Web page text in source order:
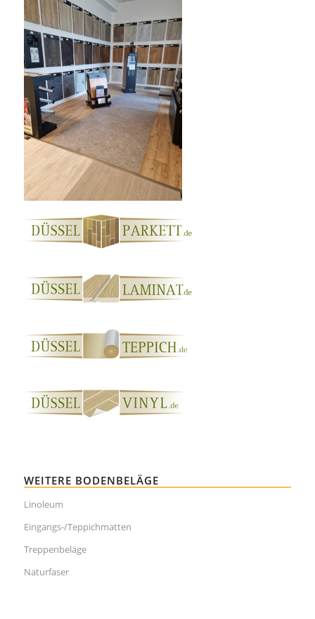
WEITERE BODENBELÄGE
Linoleum
Eingangs-/Teppichmatten
Treppenbeläge
Naturfaser